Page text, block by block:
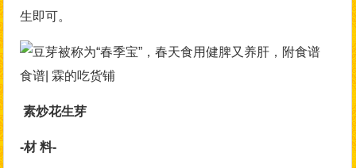
生即可。
食谱| 霖的吃货铺
素炒花生芽
-材 料-